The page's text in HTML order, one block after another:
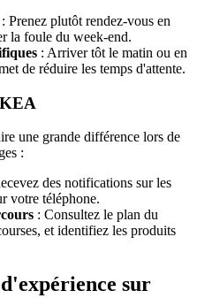
: Prenez plutôt rendez-vous en
la foule du week-end.
: Arriver tôt le matin ou en
de réduire les temps d'attente.
une grande différence lors de
:
des notifications sur les
votre téléphone.
: Consultez le plan du
et identifiez les produits
sur